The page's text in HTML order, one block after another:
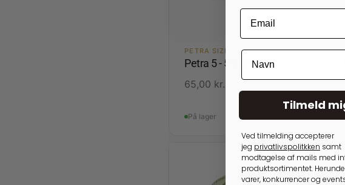
PETRA SIZE 5
Petra 5 - 53607 Pink
65,00 kr.
På lager
Tilmeld
Ved tilmelding accepterer
jeg privatlivspolitkken samt
modtagelse af mails med
produktsortimentet.
varer, konkurrencer og